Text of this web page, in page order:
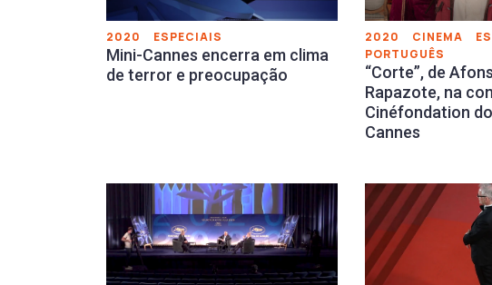
2020 ESPECIAIS
Mini-Cannes encerra em clima
de terror e preocupação
2020 CINEMA
PORTUGUÊS
“Corte”, de
Rapazote, na
Cinéfondation
Cannes